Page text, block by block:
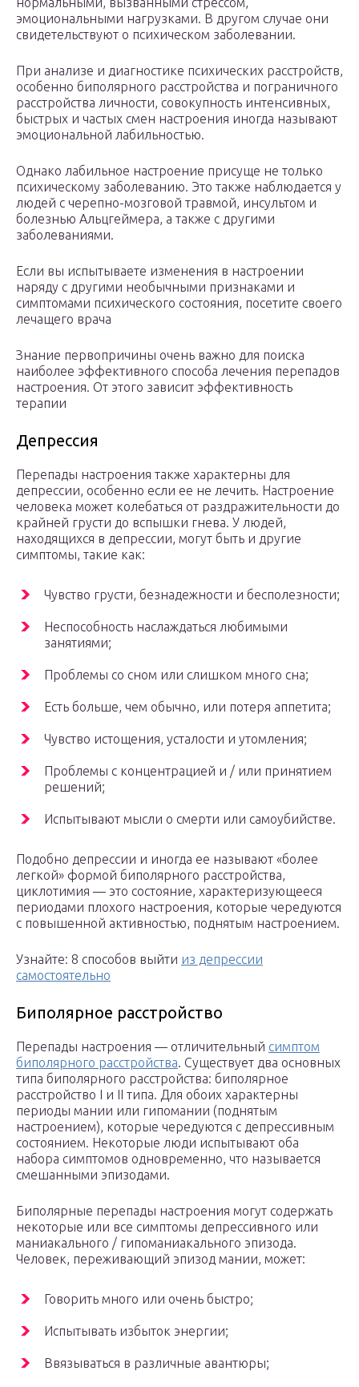
эмоциональными нагрузками. В другом случае они
свидетельствуют о психическом заболевании.
При анализе и диагностике психических расстройств,
особенно биполярного расстройства и пограничного
расстройства личности, совокупность интенсивных,
быстрых и частых смен настроения иногда называют
эмоциональной лабильностью.
Однако лабильное настроение присуще не только
психическому заболеванию. Это также наблюдается у
людей с черепно-мозговой травмой, инсультом и
болезнью Альцгеймера, а также с другими
заболеваниями.
Если вы испытываете изменения в настроении
наряду с другими необычными признаками и
симптомами психического состояния, посетите своего
лечащего врача
Знание первопричины очень важно для поиска
наиболее эффективного способа лечения перепадов
настроения. От этого зависит эффективность
терапии
Депрессия
Перепады настроения также характерны для
депрессии, особенно если ее не лечить. Настроение
человека может колебаться от раздражительности до
крайней грусти до вспышки гнева. У людей,
находящихся в депрессии, могут быть и другие
симптомы, такие как:
Чувство грусти, безнадежности и бесполезности;
Неспособность наслаждаться любимыми
занятиями;
Проблемы со сном или слишком много сна;
Есть больше, чем обычно, или потеря аппетита;
Чувство истощения, усталости и утомления;
Проблемы с концентрацией и / или принятием
решений;
Испытывают мысли о смерти или самоубийстве.
Подобно депрессии и иногда ее называют «более
легкой» формой биполярного расстройства,
циклотимия — это состояние, характеризующееся
периодами плохого настроения, которые чередуются
с повышенной активностью, поднятым настроением.
Узнайте: 8 способов выйти из депрессии
самостоятельно
Биполярное расстройство
Перепады настроения — отличительный симптом
биполярного расстройства. Существует два основных
типа биполярного расстройства: биполярное
расстройство I и II типа. Для обоих характерны
периоды мании или гипомании (поднятым
настроением), которые чередуются с депрессивным
состоянием. Некоторые люди испытывают оба
набора симптомов одновременно, что называется
смешанными эпизодами.
Биполярные перепады настроения могут содержать
некоторые или все симптомы депрессивного или
маниакального / гипоманиакального эпизода.
Человек, переживающий эпизод мании, может:
Говорить много или очень быстро;
Испытывать избыток энергии;
Ввязываться в различные авантюры;